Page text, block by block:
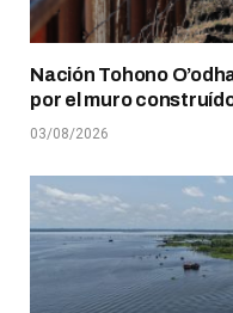
Nación Tohono
por el muro
03/08/2026